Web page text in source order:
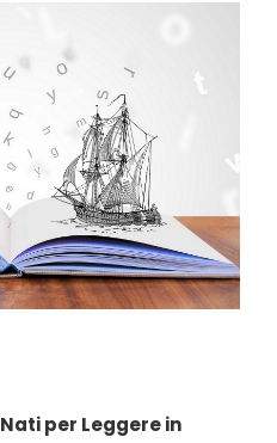
Nati per Leggere in